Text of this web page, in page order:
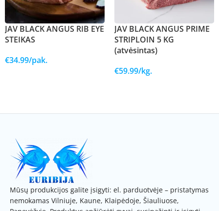
JAV BLACK ANGUS RIB EYE
STEIKAS
€34.99/pak.
JAV BLACK ANGUS PRIME
STRIPLOIN 5 KG
(atvėsintas)
€59.99/kg.
Mūsų produkcijos galite įsigyti: el. parduotvėje – pristatymas
nemokamas Vilniuje, Kaune, Klaipėdoje, Šiauliuose,